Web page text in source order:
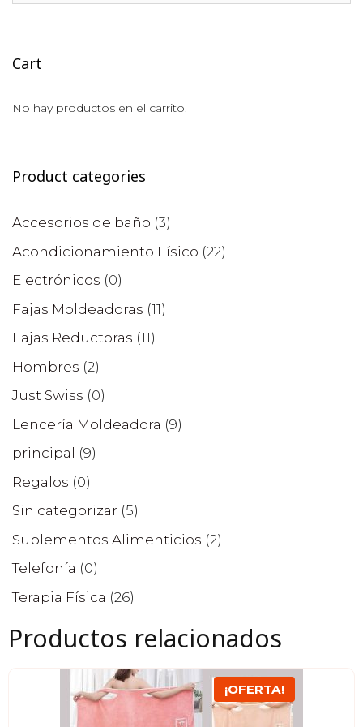
Cart
No hay productos en el carrito.
Product categories
Accesorios de baño (3)
Acondicionamiento Físico (22)
Electrónicos (0)
Fajas Moldeadoras (11)
Fajas Reductoras (11)
Hombres (2)
Just Swiss (0)
Lencería Moldeadora (9)
principal
(9)
Regalos (0)
Sin categorizar (5)
Suplementos Alimenticios (2)
Telefonía (0)
Terapia Física (26)
Productos relacionados
¡OFERTA!
producto